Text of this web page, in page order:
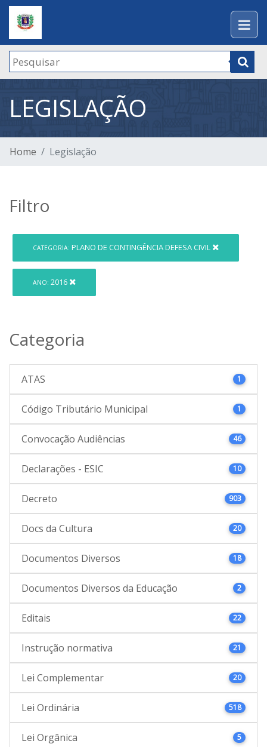
LEGISLAÇÃO
Home Legislação
Filtro
CATEGORIA: PLANO DE CONTINGÊNCIA DEFESA CIVIL
ANO: 2016
Categoria
ATAS 1
Código Tributário Municipal 1
Convocação Audiências 46
Declarações - ESIC 10
Decreto 903
Docs da Cultura 20
Documentos Diversos 18
Documentos Diversos da Educação 2
Editais 22
Instrução normativa 21
Lei Complementar 20
Lei Ordinária 518
Lei Orgânica 5